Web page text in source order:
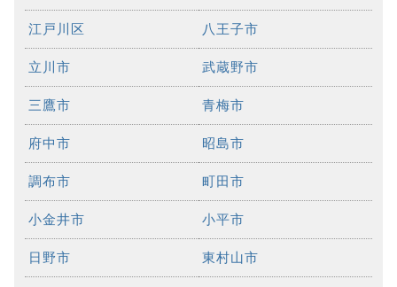
江戸川区 八王子市
立川市 武蔵野市
三鷹市 青梅市
府中市 昭島市
調布市 町田市
小金井市 小平市
日野市 東村山市